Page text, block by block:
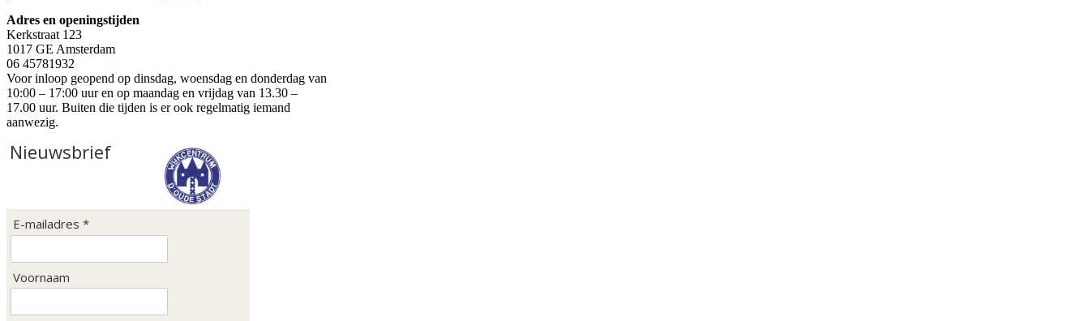
Adres en openingstijden
Kerkstraat 123
1017 GE Amsterdam
06 45781932
Voor inloop geopend op dinsdag, woensdag en donderdag van
10:00 – 17:00 uur en op maandag en vrijdag van 13.30 –
17.00 uur. Buiten die tijden is er ook regelmatig iemand
aanwezig.
Nieuwsbrief
E-mailadres *
Voornaam